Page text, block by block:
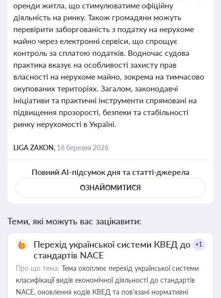
оренди житла, що стимулюватиме офіційну
діяльність на ринку. Також громадяни можуть
перевірити заборгованість з податку на нерухоме
майно через електронні сервіси, що спрощує
контроль за сплатою податків. Водночас судова
практика вказує на особливості захисту прав
власності на нерухоме майно, зокрема на тимчасово
окупованих територіях. Загалом, законодавчі
ініціативи та практичні інструменти спрямовані на
підвищення прозорості, безпеки та стабільності
ринку нерухомості в Україні.
LIGA ZAKON, 16 березня 2026
Повний AI-підсумок дня та статті-джерела
ОЗНАЙОМИТИСЯ
Теми, які можуть вас зацікавити:
Перехід української системи КВЕД до
стандартів NACE
+1
Про що тема: Тема охоплює перехід української системи
класифікації видів економічної діяльності до стандартів
NACE, оновлення кодів КВЕД та пов'язані нормативні